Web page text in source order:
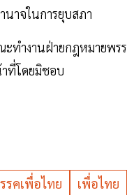
นาจในการยุบสภา
ทำงานฝ่ายกฎหมายพร
ที่โดยมิชอบ
รคเพื่อไทย เพื่อไทย